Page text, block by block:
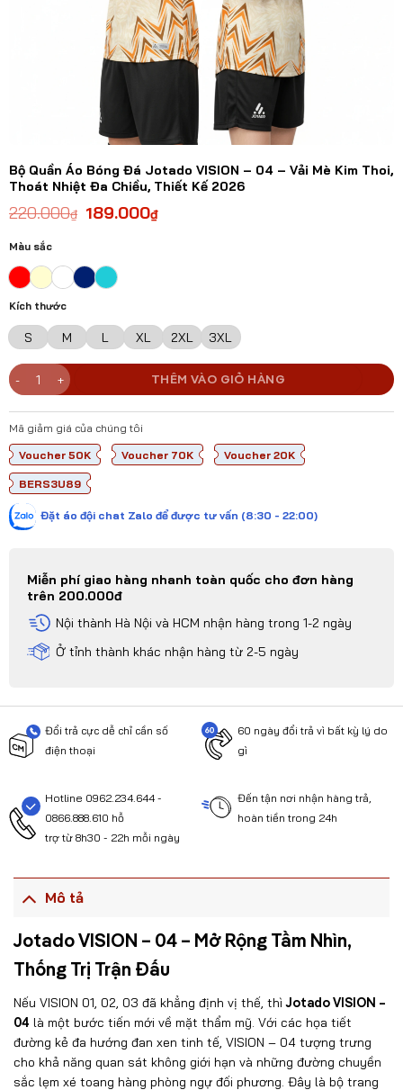
Bộ Quần Áo Bóng Đá Jotado VISION – 04 – Vải Mè Kim Thoi,
Thoát Nhiệt Đa Chiều, Thiết Kế 2026
220.000₫ 189.000₫
Màu sắc
Kích thước
S M L XL 2XL 3XL
Bộ Quần Áo Bóng Đá Jotado VISION - 04 – Vải Mè Kim Thoi, Thoát
THÊM VÀO GIỎ HÀNG
Mã giảm giá của chúng tôi
Voucher 50K
Voucher 70K Voucher 20K
BERS3U89
Đặt áo đội chat Zalo để được tư vấn (8:30 - 22:00)
Miễn phí giao hàng nhanh toàn quốc cho đơn hàng
trên 200.000đ
Nội thành Hà Nội và HCM nhận hàng trong 1-2 ngày
Ở tỉnh thành khác nhận hàng từ 2-5 ngày
Đổi trả cực dễ chỉ cần số
điện thoại
60 ngày đổi trả vì bất kỳ lý do
gì
Hotline 0962.234.644 -
0866.888.610 hỗ
trợ từ 8h30 - 22h mỗi ngày
Đến tận nơi nhận hàng trả,
hoàn tiền trong 24h
Mô tả
Jotado VISION – 04 – Mở Rộng Tầm Nhìn,
Thống Trị Trận Đấu
Nếu VISION 01, 02, 03 đã khẳng định vị thế, thìJotado VISION –
04 là một bước tiến mới về mặt thẩm mỹ. Với các họa tiết
đường kẻ đa hướng đan xen tinh tế, VISION – 04 tượng trưng
cho khả năng quan sát không giới hạn và những đường chuyền
sắc lẹm xé toang hàng phòng ngự đối phương. Đây là bộ trang